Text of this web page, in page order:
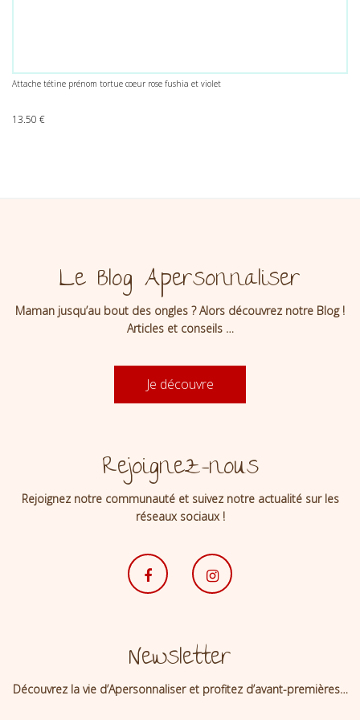
Attache tétine prénom tortue coeur rose fushia et violet
13.50 €
Le Blog Apersonnaliser
Maman jusqu’au bout des ongles ? Alors découvrez notre Blog !
Articles et conseils …
Je découvre
Rejoignez-nous
Rejoignez notre communauté et suivez notre actualité sur les
réseaux sociaux !
Newsletter
Découvrez la vie d’Apersonnaliser et profitez d’avant-premières…